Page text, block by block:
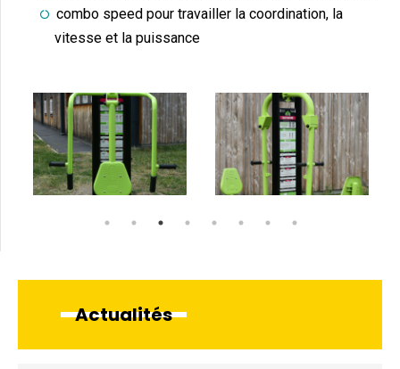
combo speed pour travailler la coordination, la
vitesse et la puissance
Actualités